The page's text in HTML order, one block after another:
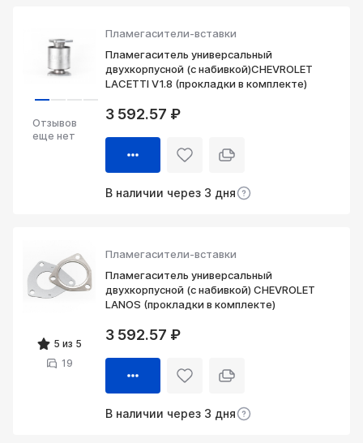
Пламегасители-вставки
Пламегаситель универсальный
двухкорпусной (с набивкой)CHEVROLET
LACETTI V1.8 (прокладки в комплекте)
Отзывов
еще нет
3 592.57 ₽
В наличии через 3 дня
Пламегасители-вставки
Пламегаситель универсальный
двухкорпусной (с набивкой) CHEVROLET
LANOS (прокладки в комплекте)
5 из 5
19
3 592.57 ₽
В наличии через 3 дня